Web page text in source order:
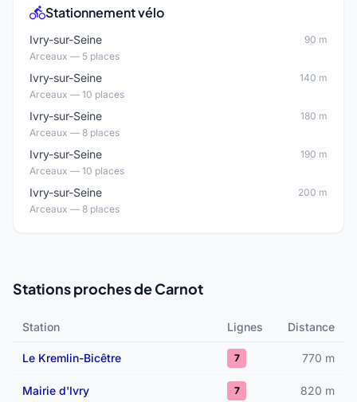
Stationnement vélo
Ivry-sur-Seine
Arceaux — 5 places
90 m
Ivry-sur-Seine
Arceaux — 10 places
140 m
Ivry-sur-Seine
Arceaux — 8 places
180 m
Ivry-sur-Seine
Arceaux — 10 places
190 m
Ivry-sur-Seine
Arceaux — 8 places
200 m
Stations proches de Carnot
Station Lignes Distance
Le Kremlin-Bicêtre 7 770 m
Mairie d'Ivry 7 820 m